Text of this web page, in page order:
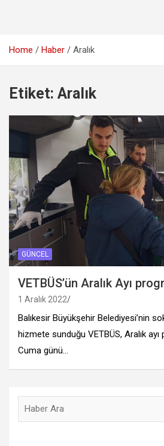
Home Haber Aralık
Etiket: Aralık
GÜNCEL
VETBÜS’ün Aralık Ayı
1 Aralık 2022
Balıkesir Büyükşehir Belediyesi’nin
hizmete sunduğu VETBÜS, Aralık ayı
Cuma günü…